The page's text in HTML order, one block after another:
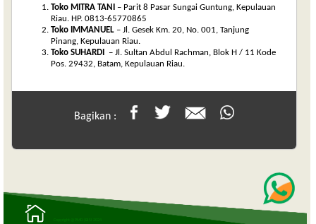
Toko MITRA TANI
– Parit 8 Pasar Sungai Guntung, Kepulauan
Riau. HP. 0813-65770865
Toko IMMANUEL – Jl. Gesek Km. 20, No. 001, Tanjung
Pinang, Kepulauan Riau.
Toko SUHARDI
– Jl. Sultan Abdul Rachman, Blok H / 11 Kode
Pos. 29432, Batam, Kepulauan Riau.
Bagikan :